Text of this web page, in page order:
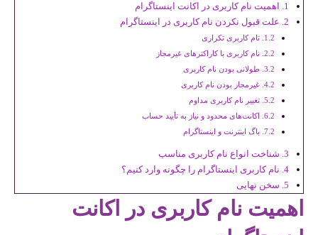
اهمیت نام کاربری در اکانت اینستاگرام
علت قبول نکردن نام کاربری در اینستاگرام
تام کاربری تکراری
نام کاربری با کاراکتر‌های غیرمجاز
طولانی بودن نام کاربری
غیرمجاز بودن نام کاربری
تغییر نام کاربری مداوم
اکانت‌های محدود و نیاز به تأیید حساب
باگ اینترنت و اینستاگرام
شناخت انواع نام کاربری مناسب
نام کاربری اینستاگرام را چگونه وارد کنیم؟
سخن نهایی
اهمیت نام کاربری در اکانت